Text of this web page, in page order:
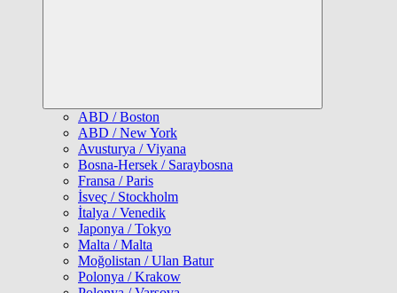
ABD / Boston
ABD / New York
Avusturya / Viyana
Bosna-Hersek / Saraybosna
Fransa / Paris
İsveç / Stockholm
İtalya / Venedik
Japonya / Tokyo
Malta / Malta
Moğolistan / Ulan Batur
Polonya / Krakow